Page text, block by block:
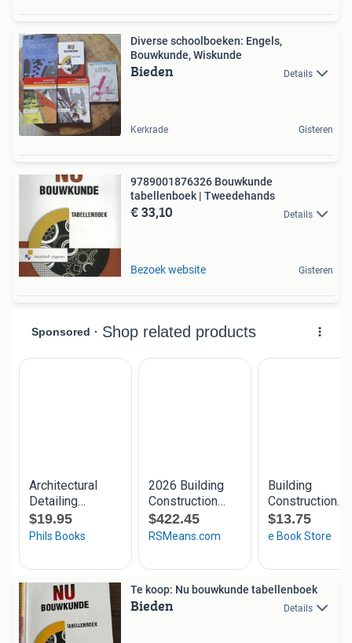
Diverse schoolboeken: Engels,
Bouwkunde, Wiskunde
Bieden Details
Kerkrade Gisteren
9789001876326 Bouwkunde
tabellenboek | Tweedehands
€ 33,10 Details
Bezoek website Gisteren
Te koop: Nu bouwkunde tabellenboek
Bieden Details